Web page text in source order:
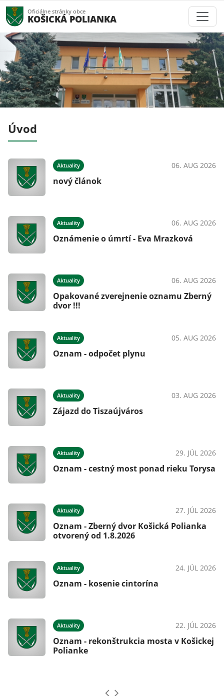
Oficiálne stránky obce
KOŠICKÁ POLIANKA
Úvod
Aktuality 06. AUG 2026
nový článok
Aktuality 06. AUG 2026
Oznámenie o úmrtí - Eva Mrazková
Aktuality 06. AUG 2026
Opakované zverejnenie oznamu Zberný
dvor !!!
Aktuality 05. AUG 2026
Oznam - odpočet plynu
Aktuality 03. AUG 2026
Zájazd do Tiszaújváros
Aktuality 29. JÚL 2026
Oznam - cestný most ponad rieku Torysa
Aktuality 27. JÚL 2026
Oznam - Zberný dvor Košická Polianka
otvorený od 1.8.2026
Aktuality 24. JÚL 2026
Oznam - kosenie cintorína
Aktuality 22. JÚL 2026
Oznam - rekonštrukcia mosta v Košickej
Polianke